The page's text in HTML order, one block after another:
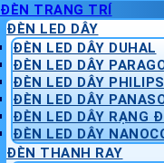
ĐÈN TRANG TRÍ
ĐÈN LED DÂY
ĐÈN LED DÂY DUHAL
ĐÈN LED DÂY
ĐÈN LED DÂY PHILIPS
ĐÈN LED DÂY
ĐÈN LED DÂY RẠNG
ĐÈN LED DÂY
ĐÈN THANH RAY